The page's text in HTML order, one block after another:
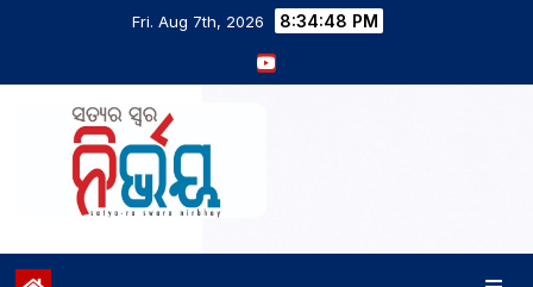
Fri. Aug 7th, 2026 8:34:48 PM